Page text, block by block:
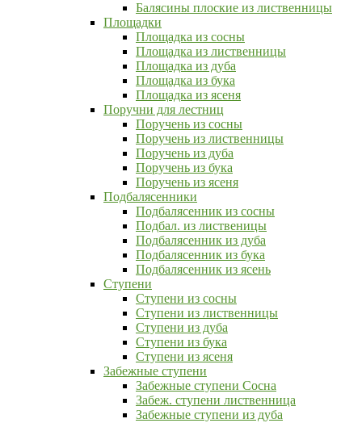
Балясины плоские из лиственницы
Площадки
Площадка из сосны
Площадка из лиственницы
Площадка из дуба
Площадка из бука
Площадка из ясеня
Поручни для лестниц
Поручень из сосны
Поручень из лиственницы
Поручень из дуба
Поручень из бука
Поручень из ясеня
Подбалясенники
Подбалясенник из сосны
Подбал. из лиственицы
Подбалясенник из дуба
Подбалясенник из бука
Подбалясенник из ясень
Ступени
Ступени из сосны
Ступени из лиственницы
Ступени из дуба
Ступени из бука
Ступени из ясеня
Забежные ступени
Забежные ступени Сосна
Забеж. ступени лиственница
Забежные ступени из дуба